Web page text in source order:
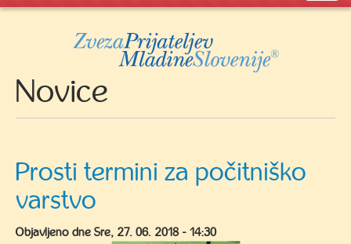
Novice
Prosti termini za počitniško
varstvo
Objavljeno dne Sre, 27. 06. 2018 - 14:30